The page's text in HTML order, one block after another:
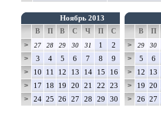
Ноябрь 2013
В П В С Ч П
С
>
27 28 29 30 31 1 2
> 3 4 5 6 7 8 9
> 10 11 12 13 14 15 16
> 17 18 19 20 21 22 23
> 24 25 26 27 28 29 30
В П
>
29 30
> 5 6
> 12 13
> 19 20
> 26 27